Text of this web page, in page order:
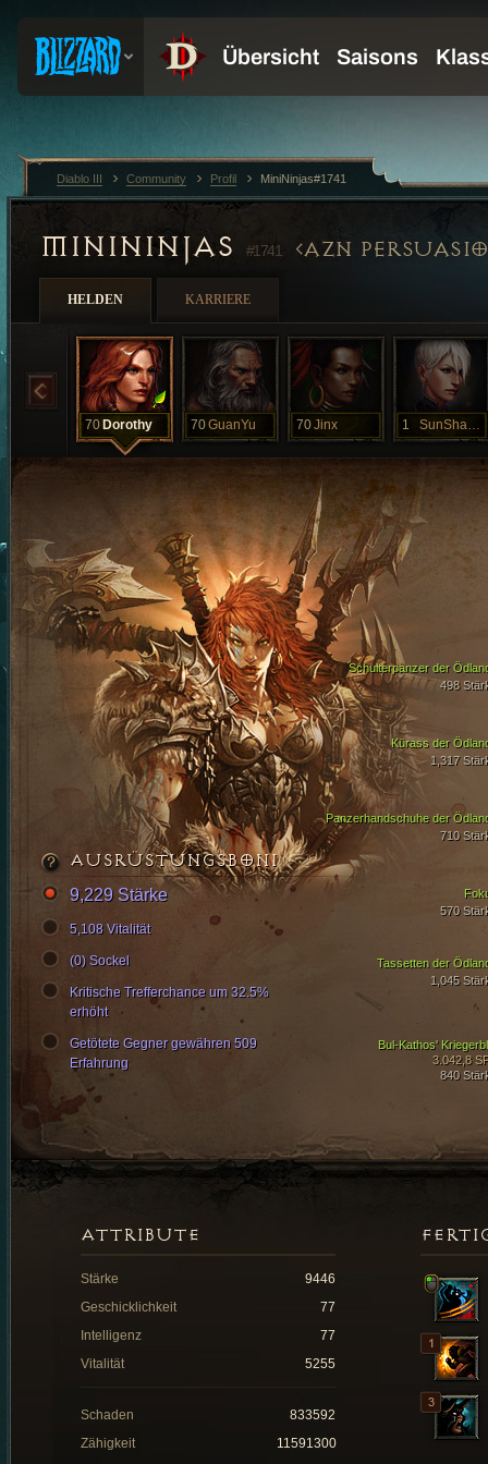
MINININJAS #1741 AZN
HELDEN KARRIERE
70 Dorothy 70GuanYu 70Jinx 1 SunShangXing
Kürass der
1,317
Panzerhandschuhe der
710
Schulterpanzer der
498
Tassetten der
1,045
Bul-Kathos'
3.042,8
840
570
AUSRÜSTUNGSBONI
9,229 Stärke
5,108 Vitalität
(0) Sockel
Kritische Trefferchance um 32.5%
erhöht
Getötete Gegner gewähren 509
Erfahrung
ATTRIBUTE
Stärke
9446
Geschicklichkeit
77
Intelligenz
77
Vitalität
5255
Schaden
833592
Zähigkeit
11591300
Diablo III Community Profil MiniNinjas#1741